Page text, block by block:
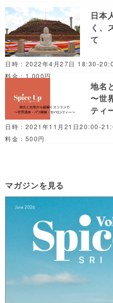
日本
く、
て
日時：2022年4月27日 18:30-
料金：1,000円
地名
〜世
ティ
日時：2021年11月21日20:00-
料金：500円
マガジンを見る